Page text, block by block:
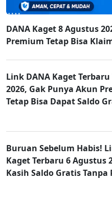
DANA Kaget 8 Agustus
Premium Tetap Bisa
Link DANA Kaget
2026, Gak Punya Akun
Tetap Bisa Dapat Saldo
Buruan Sebelum Habis!
Kaget Terbaru 6 Agustus
Kasih Saldo Gratis Tanpa